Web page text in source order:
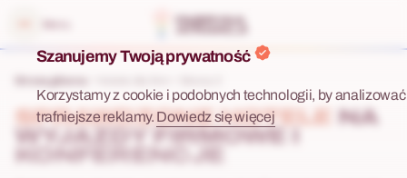
Szanujemy Twoją prywatność
Korzystamy z cookie i podobnych technologii, by
trafniejsze reklamy. Dowiedz się więcej
SPRAWDZONE HOTELE NA
WYJAZDY FIRMOWE I
KONFERENCJE